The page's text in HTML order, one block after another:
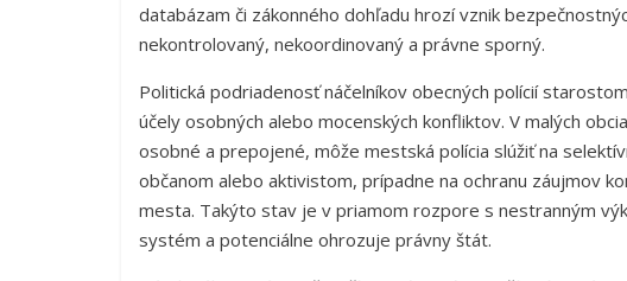
databázam či zákonného dohľadu hrozí vznik
nekontrolovaný, nekoordinovaný a právne sporný.
Politická podriadenosť náčelníkov obecných polícií
účely osobných alebo mocenských konfliktov. V malých
osobné a prepojené, môže mestská polícia slúžiť na
občanom alebo aktivistom, prípadne na ochranu záujmov
mesta. Takýto stav je v priamom rozpore s nestranným
systém a potenciálne ohrozuje právny štát.